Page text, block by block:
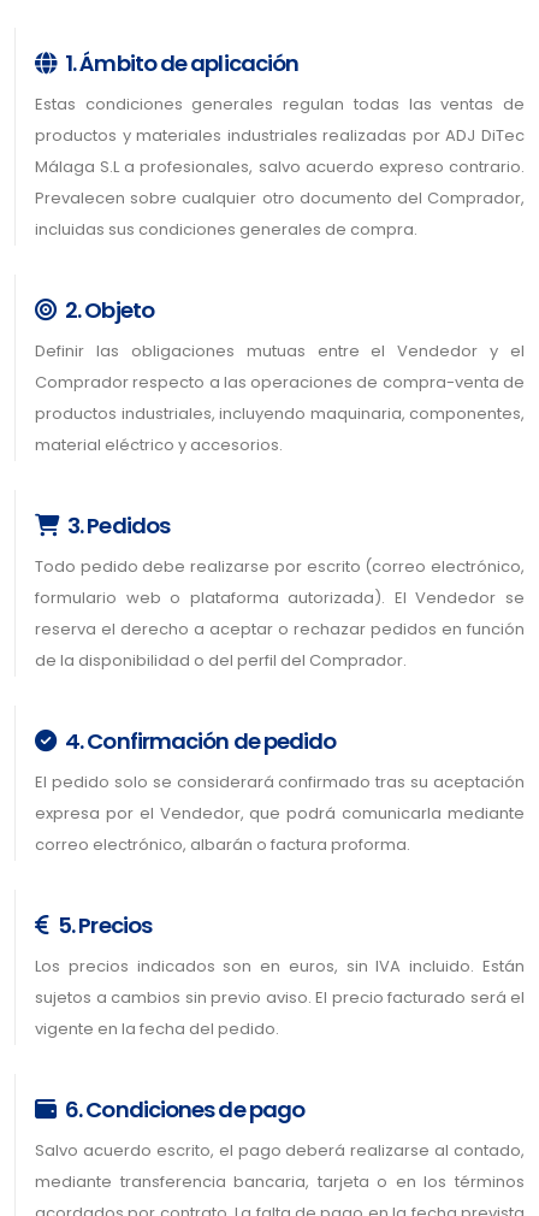
1. Ámbito de aplicación
Estas condiciones generales regulan todas las ventas de
productos y materiales industriales realizadas por ADJ DiTec
Málaga S.L a profesionales, salvo acuerdo expreso contrario.
Prevalecen sobre cualquier otro documento del Comprador,
incluidas sus condiciones generales de compra.
2. Objeto
Definir las obligaciones mutuas entre el Vendedor y el
Comprador respecto a las operaciones de compra-venta de
productos industriales, incluyendo maquinaria, componentes,
material eléctrico y accesorios.
3. Pedidos
Todo pedido debe realizarse por escrito (correo electrónico,
formulario web o plataforma autorizada). El Vendedor se
reserva el derecho a aceptar o rechazar pedidos en función
de la disponibilidad o del perfil del Comprador.
4. Confirmación de pedido
El pedido solo se considerará confirmado tras su aceptación
expresa por el Vendedor, que podrá comunicarla mediante
correo electrónico, albarán o factura proforma.
5. Precios
Los precios indicados son en euros, sin IVA incluido. Están
sujetos a cambios sin previo aviso. El precio facturado será el
vigente en la fecha del pedido.
6. Condiciones de pago
Salvo acuerdo escrito, el pago deberá realizarse al contado,
mediante transferencia bancaria, tarjeta o en los términos